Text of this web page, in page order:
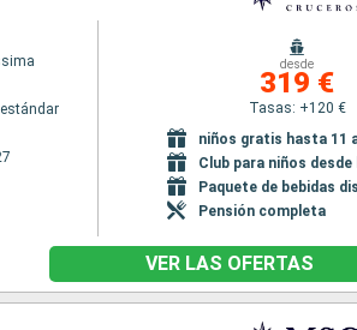
desde
319 €
Tasas: +120 €
niños gratis hasta 11
Club para niños desde
Paquete de bebidas
Pensión completa
VER LAS OFERTAS